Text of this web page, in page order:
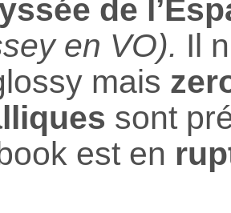
de
en VO). Il
mais
sont
est en